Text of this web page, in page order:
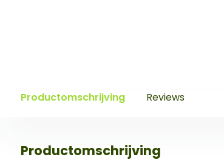
Productomschrijving Reviews
Productomschrijving